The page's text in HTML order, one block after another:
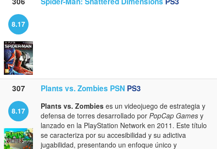
8.17
307 Plants vs. Zombies PSN PS3
8.17 Plants vs. Zombies es un videojuego de estrategia y
defensa de torres desarrollado por PopCap Games y
lanzado en la PlayStation Network en 2011. Este título
se caracteriza por su accesibilidad y su adictiva
jugabilidad, presentando un enfoque único y